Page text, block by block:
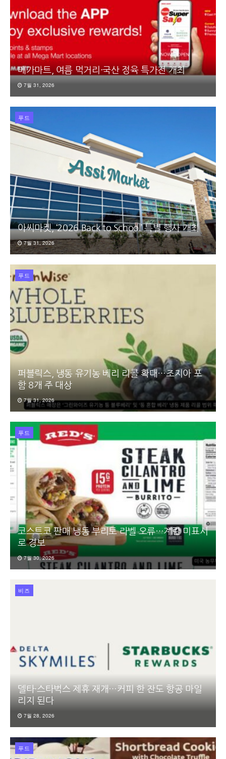
메가마트, 여름 먹거리·국산 정육 특가전 개최
7월 31, 2026
푸드
아씨마켓, ‘2026 Back to School’ 특별 행사 개최
7월 31, 2026
푸드
퍼블릭스, 냉동 유기농 베리 리콜 확대…조지아 포
함 8개 주 대상
7월 31, 2026
푸드
코스트코 판매 냉동 부리토 라벨 오류…계란 미표시
로 경보
7월 30, 2026
비즈
델타·스타벅스 제휴 재개…커피 한 잔도 항공 마일
리지 된다
7월 28, 2026
푸드